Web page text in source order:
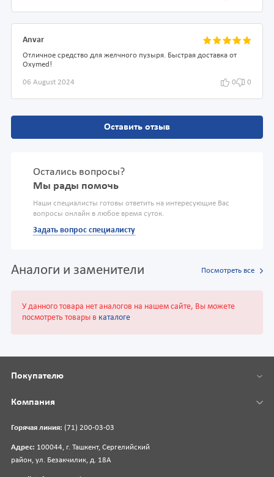
Anvar
Отличное средство для желчного пузыря. Быстрая доставка от
Oxymed!
06 August 2024 0 0
Оставить отзыв
Остались вопросы?
Мы рады помочь
Наши специалисты готовы ответить на интересующие Вас
вопросы онлайн в любое время суток.
Задать вопрос специалисту
Аналоги и заменители Посмотреть все
У данного товара нет аналогов на нашем сайте, Вы можете
посмотреть товары в каталоге
Горячая линия: (71) 200-03-03
Адрес: 100044, г. Ташкент, Сергелийский
район, ул. Безакчилик, д. 18А
Покупателю
Компания